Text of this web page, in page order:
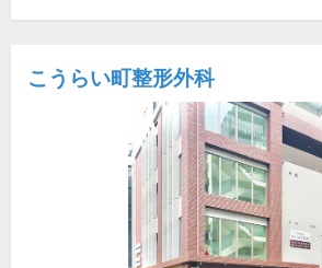
こうらい町整形外科